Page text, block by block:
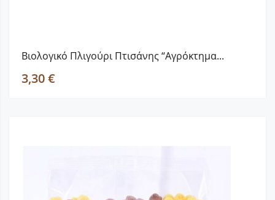
Βιολογικό Πλιγούρι Πτισάνης “Αγρόκτημα...
3,30 €